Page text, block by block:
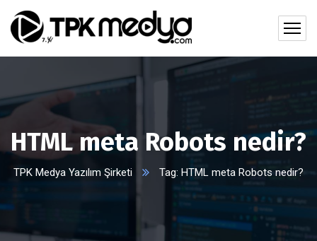
HTML meta Robots nedir?
TPK Medya Yazılım Şirketi Tag: HTML meta Robots nedir?